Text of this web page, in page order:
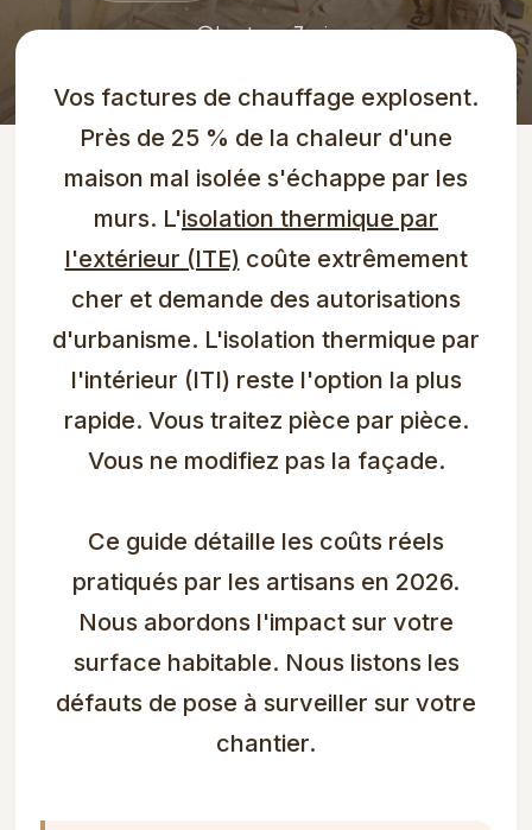
Lecture : 7 min
Vos factures de chauffage explosent.
Près de 25 % de la chaleur d'une
maison mal isolée s'échappe par les
murs. L'isolation thermique par
l'extérieur (ITE) coûte extrêmement
cher et demande des autorisations
d'urbanisme. L'isolation thermique par
l'intérieur (ITI) reste l'option la plus
rapide. Vous traitez pièce par pièce.
Vous ne modifiez pas la façade.
Ce guide détaille les coûts réels
pratiqués par les artisans en 2026.
Nous abordons l'impact sur votre
surface habitable. Nous listons les
défauts de pose à surveiller sur votre
chantier.